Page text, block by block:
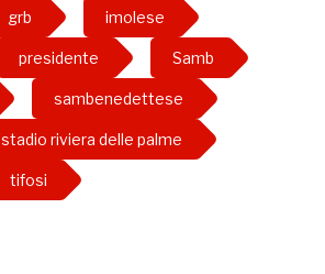
grb imolese
presidente Samb
sambenedettese
stadio riviera delle palme
tifosi